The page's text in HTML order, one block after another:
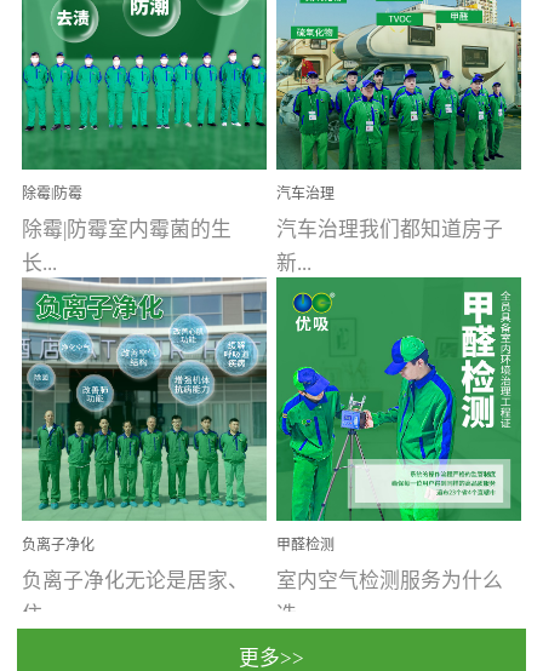
空气污染净化治理）工业
文明的进步，创造了多姿
多彩的家居产品和生活情
调，但也带来了以甲醛为
首的室内...
用行业公认奥维牌消毒
液，具备杀死人体冠状病
毒的功效，杀菌率
99.99%。相对于传统消毒
液来说，无...
除霉|防霉
除霉|防霉室内霉菌的生
长...
受温度、湿度、基质养
分、通风四个条件影响，
温暖潮湿、营养物质多、
通风缓慢的空间最易滋生
大量霉菌的...
汽车治理
汽车治理我们都知道房子
新...
装修完会有甲醛，其实汽
车的甲醛超标问题更为严
重。汽车的空间范围小，
配件、皮具、装饰多，这
些都是汽...
负离子净化
负离子净化无论是居家、
住...
甲醛检测
室内空气检测服务为什么
选...
更多>>